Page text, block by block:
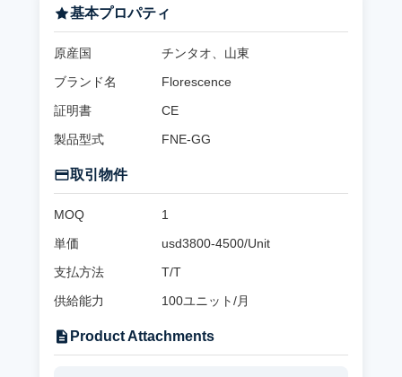
基本プロパティ
原産国
チンタオ、山東
ブランド名
Florescence
証明書
CE
製品型式
FNE-GG
取引物件
MOQ
1
単価
usd3800-4500/Unit
支払方法
T/T
供給能力
100ユニット/月
Product Attachments